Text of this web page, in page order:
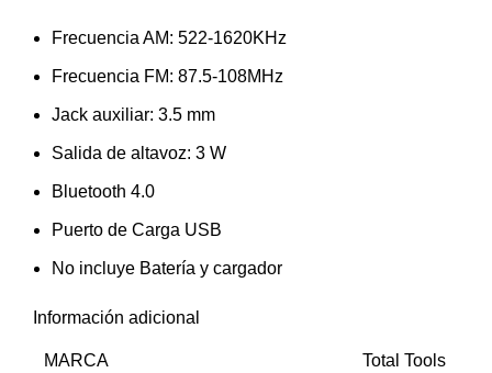
Frecuencia AM: 522-1620KHz
Frecuencia FM: 87.5-108MHz
Jack auxiliar: 3.5 mm
Salida de altavoz: 3 W
Bluetooth 4.0
Puerto de Carga USB
No incluye Batería y cargador
Información adicional
MARCA Total Tools